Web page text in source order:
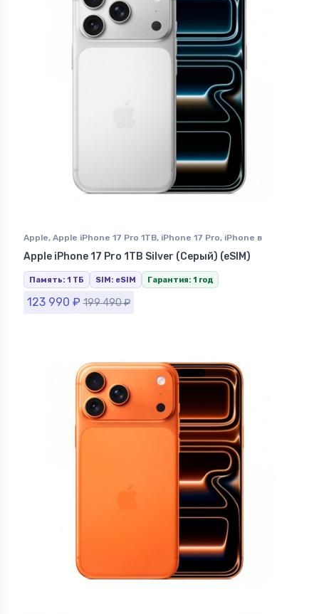
Apple, Apple iPhone 17 Pro 1TB, iPhone 17 Pro, iPhone в
Ставрополе
Apple iPhone 17 Pro 1TB Silver (Серый) (eSIM)
Память: 1 ТБ SIM: eSIM Гарантия: 1 год
123 990 ₽ 199 490₽